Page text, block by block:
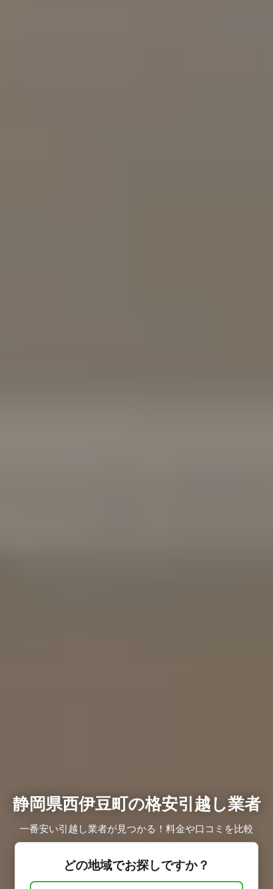
静岡県西伊豆町の格安引越し業者
一番安い引越し業者が見つかる！料金や口コミを比較
どの地域でお探しですか？